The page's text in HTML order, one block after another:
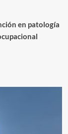
en patología